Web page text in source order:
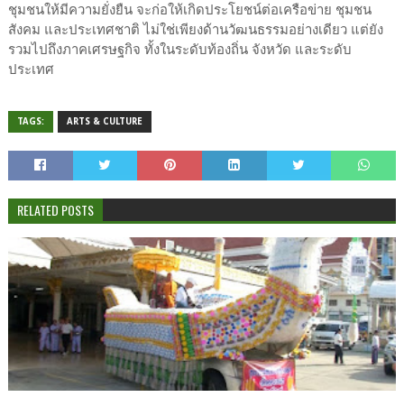
ชุมชนให้มีความยั่งยืน จะก่อให้เกิดประโยชน์ต่อเครือข่าย ชุมชน
สังคม และประเทศชาติ ไม่ใช่เพียงด้านวัฒนธรรมอย่างเดียว แต่ยัง
รวมไปถึงภาคเศรษฐกิจ ทั้งในระดับท้องถิ่น จังหวัด และระดับ
ประเทศ
TAGS: ARTS & CULTURE
RELATED POSTS